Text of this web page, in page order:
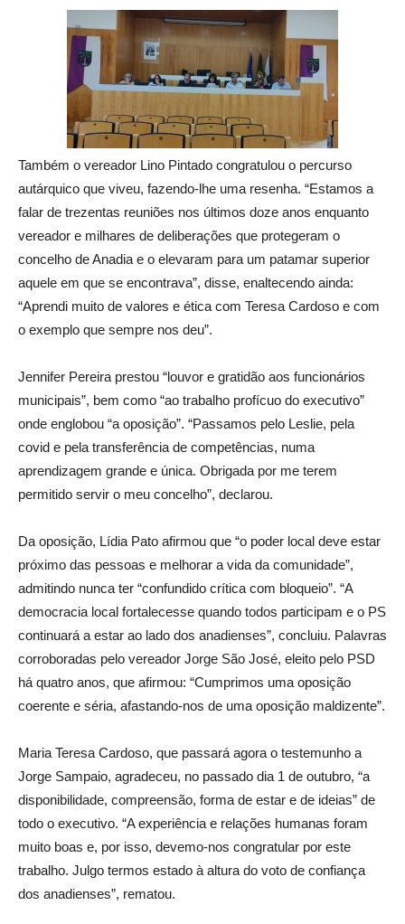
Também o vereador Lino Pintado congratulou o percurso
autárquico que viveu, fazendo-lhe uma resenha. “Estamos a
falar de trezentas reuniões nos últimos doze anos enquanto
vereador e milhares de deliberações que protegeram o
concelho de Anadia e o elevaram para um patamar superior
aquele em que se encontrava”, disse, enaltecendo ainda:
“Aprendi muito de valores e ética com Teresa Cardoso e com
o exemplo que sempre nos deu”.
Jennifer Pereira prestou “louvor e gratidão aos funcionários
municipais”, bem como “ao trabalho profícuo do executivo”
onde englobou “a oposição”. “Passamos pelo Leslie, pela
covid e pela transferência de competências, numa
aprendizagem grande e única. Obrigada por me terem
permitido servir o meu concelho”, declarou.
Da oposição, Lídia Pato afirmou que “o poder local deve estar
próximo das pessoas e melhorar a vida da comunidade”,
admitindo nunca ter “confundido crítica com bloqueio”. “A
democracia local fortalecesse quando todos participam e o PS
continuará a estar ao lado dos anadienses”, concluiu. Palavras
corroboradas pelo vereador Jorge São José, eleito pelo PSD
há quatro anos, que afirmou: “Cumprimos uma oposição
coerente e séria, afastando-nos de uma oposição maldizente”.
Maria Teresa Cardoso, que passará agora o testemunho a
Jorge Sampaio, agradeceu, no passado dia 1 de outubro, “a
disponibilidade, compreensão, forma de estar e de ideias” de
todo o executivo. “A experiência e relações humanas foram
muito boas e, por isso, devemo-nos congratular por este
trabalho. Julgo termos estado à altura do voto de confiança
dos anadienses”, rematou.